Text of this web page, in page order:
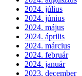
2024. július
2024. június
2024. május
2024. április
2024. március
2024. február
2024. január
2023. december